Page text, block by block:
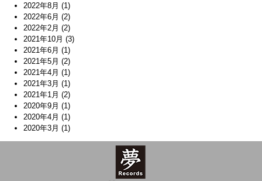
2022年8月 (1)
2022年6月 (2)
2022年2月 (2)
2021年10月 (3)
2021年6月 (1)
2021年5月 (2)
2021年4月 (1)
2021年3月 (1)
2021年1月 (2)
2020年9月 (1)
2020年4月 (1)
2020年3月 (1)